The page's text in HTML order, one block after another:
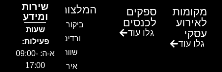
מקומות
לאירוע
עסקי
גלו עוד
ספקים
לכנסים
גלו עוד
המלצות
ביקור בגן
ורדים –
שווה!!
אירוע
שירות
ומידע
שעות
פעילות:
א-ה: 09:00-
17:00